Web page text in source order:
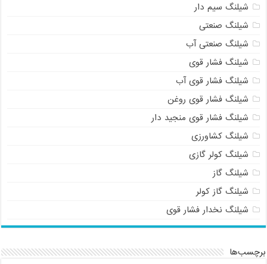
شیلنگ سیم دار
شیلنگ صنعتی
شیلنگ صنعتی آب
شیلنگ فشار قوی
شیلنگ فشار قوی آب
شیلنگ فشار قوی روغن
شیلنگ فشار قوی منجید دار
شیلنگ کشاورزی
شیلنگ کولر گازی
شیلنگ گاز
شیلنگ گاز کولر
شیلنگ نخدار فشار قوی
برچسب‌ها